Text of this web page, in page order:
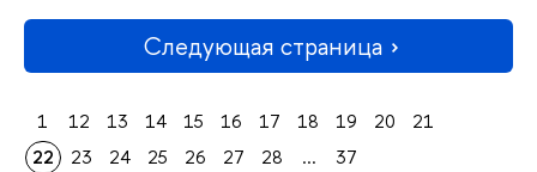
Следующая страница
1 12 13 14 15 16 17 18 19 20
21
22
23 24 25 26 27 28 ... 37